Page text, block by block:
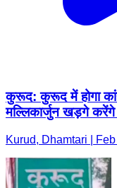
कुरूद: कुरूद में होगा
मल्लिकार्जुन खड़गे
Kurud, Dhamtari |